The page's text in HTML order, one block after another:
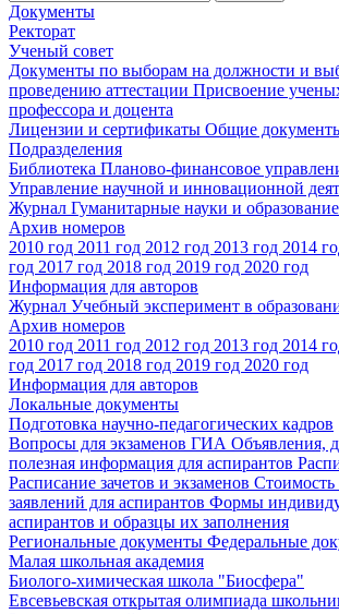
Документы
Ректорат
Ученый совет
Документы по выборам на должности и
проведению аттестации Присвоение
профессора и доцента
Лицензии и сертификаты Общие
Подразделения
Библиотека Планово-финансовое
Управление научной и инновационной
Журнал Гуманитарные науки и образование
Архив номеров
2010 год 2011 год 2012 год 2013 год 2014
год 2017 год 2018 год 2019 год 2020 год
Информация для авторов
Журнал Учебный эксперимент в
Архив номеров
2010 год 2011 год 2012 год 2013 год 2014
год 2017 год 2018 год 2019 год 2020 год
Информация для авторов
Локальные документы
Подготовка научно-педагогических кадров
Вопросы для экзаменов ГИА Объявления,
полезная информация для аспирантов
Расписание зачетов и экзаменов Стоимость
заявлений для аспирантов Формы
аспирантов и образцы их заполнения
Региональные документы Федеральные
Малая школьная академия
Биолого-химическая школа "Биосфера"
Евсевьевская открытая олимпиада